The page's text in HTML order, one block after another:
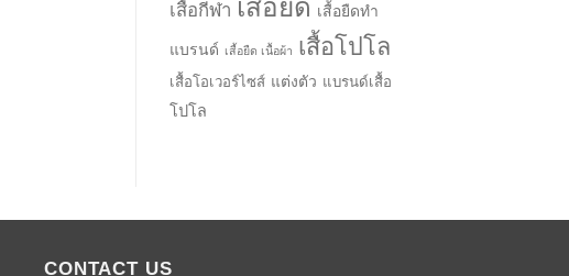
เสื้อกีฬา เสื้อยืด เสื้อยืดทำ
แบรนด์ เสื้อยืด เนื้อผ้า เสื้อโปโล
เสื้อโอเวอร์ไซส์ แต่งตัว แบรนด์เสื้อ
โปโล
CONTACT US